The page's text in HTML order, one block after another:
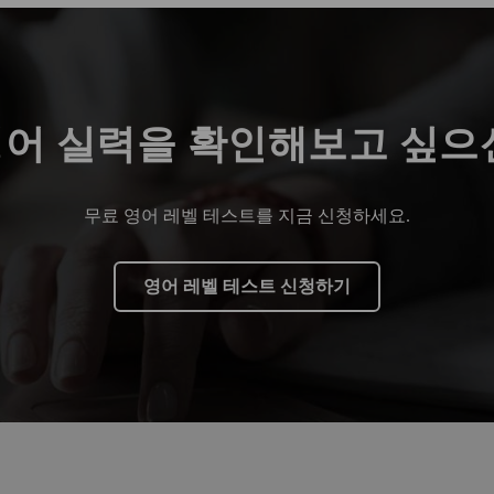
실력을 확인해보고 싶으
무료 영어 레벨 테스트를 지금 신청하세요.
영어 레벨 테스트 신청하기